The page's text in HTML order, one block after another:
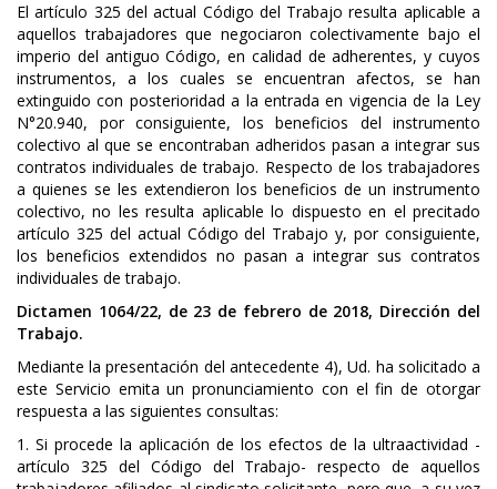
El artículo 325 del actual Código del Trabajo resulta aplicable a
aquellos trabajadores que negociaron colectivamente bajo el
imperio del antiguo Código, en calidad de adherentes, y cuyos
instrumentos, a los cuales se encuentran afectos, se han
extinguido con posterioridad a la entrada en vigencia de la Ley
N°20.940, por consiguiente, los beneficios del instrumento
colectivo al que se encontraban adheridos pasan a integrar sus
contratos individuales de trabajo. Respecto de los trabajadores
a quienes se les extendieron los beneficios de un instrumento
colectivo, no les resulta aplicable lo dispuesto en el precitado
artículo 325 del actual Código del Trabajo y, por consiguiente,
los beneficios extendidos no pasan a integrar sus contratos
individuales de trabajo.
Dictamen 1064/22, de 23 de febrero de 2018, Dirección del
Trabajo.
Mediante la presentación del antecedente 4), Ud. ha solicitado a
este Servicio emita un pronunciamiento con el fin de otorgar
respuesta a las siguientes consultas:
1. Si procede la aplicación de los efectos de la ultraactividad -
artículo 325 del Código del Trabajo- respecto de aquellos